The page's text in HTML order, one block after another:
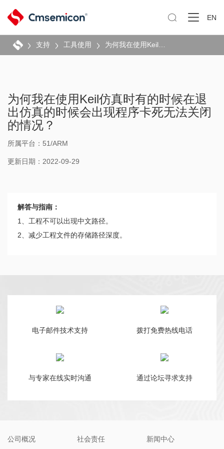
 EN
支持 工具使用
为何我在使用Keil仿真时有的时候在退
出仿真的时候会出现程序卡死无法关闭
的情况？
所属平台：51/ARM
更新日期：2022-09-29
解答与指南：
1、工程不可以出现中文路径。
2、减少工程文件的存储路径深度。
电子邮件技术支持 拨打免费热线电话
与专家在线实时沟通 通过论坛寻求支持
公司概况 社会责任 新闻中心